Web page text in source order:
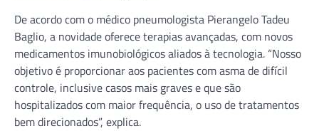
De acordo com o médico pneumologista Pierangelo Tadeu
Baglio, a novidade oferece terapias avançadas, com novos
medicamentos imunobiológicos aliados à tecnologia. “Nosso
objetivo é proporcionar aos pacientes com asma de difícil
controle, inclusive casos mais graves e que são
hospitalizados com maior frequência, o uso de tratamentos
bem direcionados”, explica.